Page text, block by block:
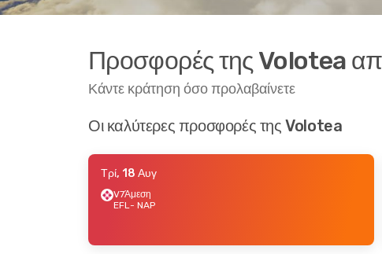
Προσφορές της Volotea
Κάντε κράτηση όσο προλαβαίνετε
Οι καλύτερες προσφορές της Volotea
Τρί, 18 Αυγ
V7Άμεση
EFL- NAP